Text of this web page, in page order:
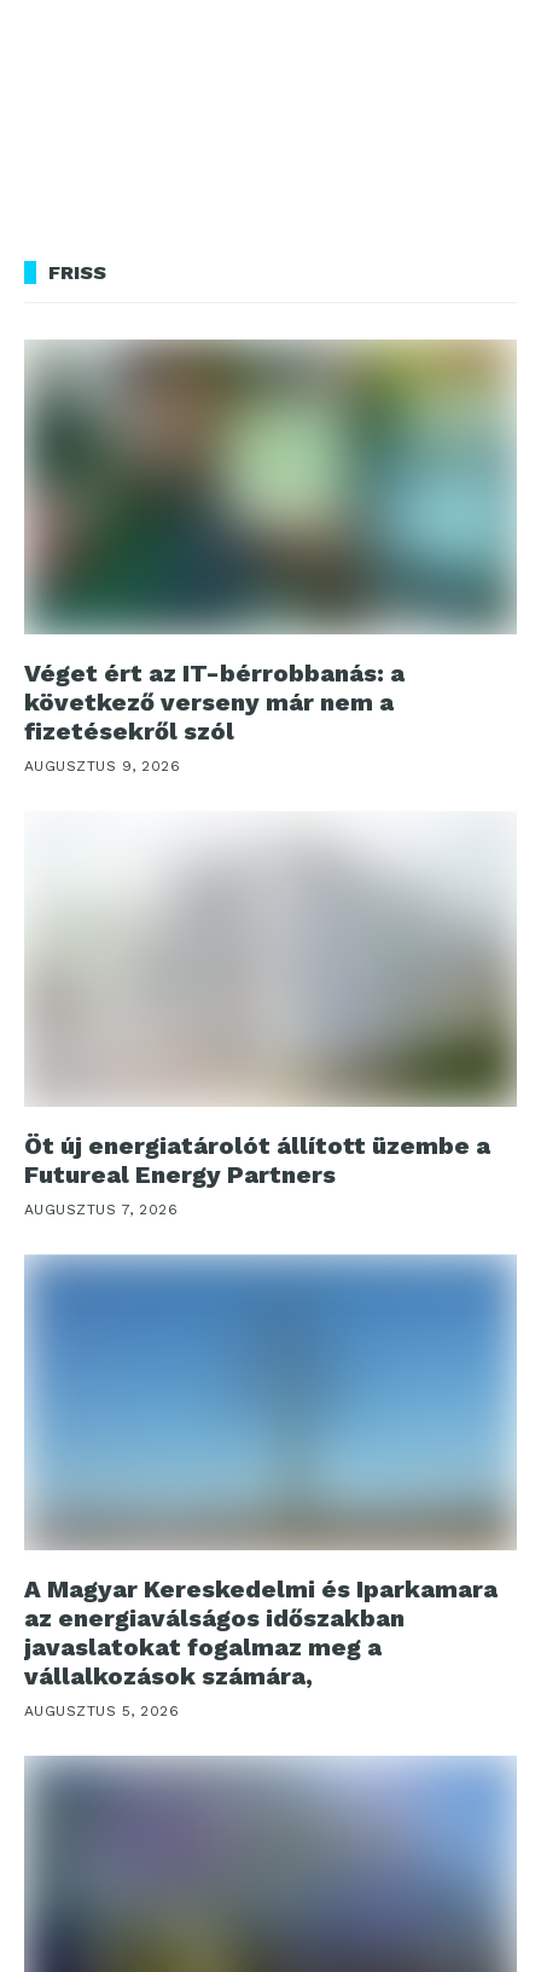
FRISS
Véget ért az IT-bérrobbanás: a
következő verseny már nem a
fizetésekről szól
AUGUSZTUS 9, 2026
Öt új energiatárolót állított üzembe a
Futureal Energy Partners
AUGUSZTUS 7, 2026
A Magyar Kereskedelmi és Iparkamara
az energiaválságos időszakban
javaslatokat fogalmaz meg a
vállalkozások számára,
AUGUSZTUS 5, 2026